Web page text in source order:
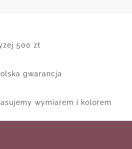
500 zł
gwarancja
wymiarem i kolorem